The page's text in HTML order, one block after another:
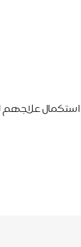
علاجهم